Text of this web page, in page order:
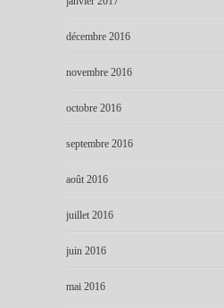
décembre 2016
novembre 2016
octobre 2016
septembre 2016
août 2016
juillet 2016
juin 2016
mai 2016